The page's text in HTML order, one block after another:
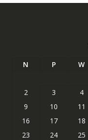
N P W
2
3 4
9
10 11
16
17 18
23
24 25